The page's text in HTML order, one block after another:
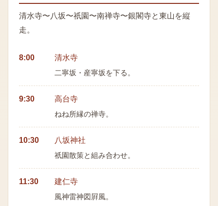
清水寺〜八坂〜祇園〜南禅寺〜銀閣寺と東山を縦
走。
8:00 清水寺
二寧坂・産寧坂を下る。
9:30 高台寺
ねね所縁の禅寺。
10:30 八坂神社
祇園散策と組み合わせ。
11:30 建仁寺
風神雷神図屛風。